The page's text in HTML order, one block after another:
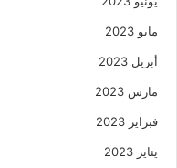
مايو 2023
أبريل 2023
مارس 2023
فبراير 2023
يناير 2023